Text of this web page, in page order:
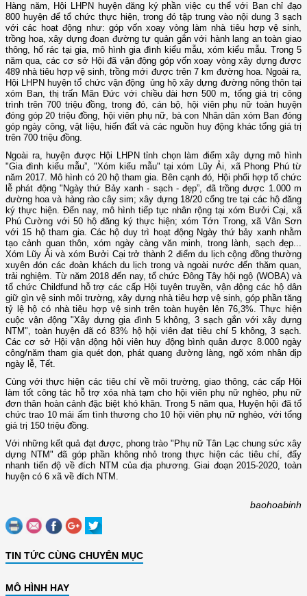
Hàng năm, Hội LHPN huyện đăng ký phần việc cụ thể với Ban chỉ đạo
800 huyện để tổ chức thực hiện, trong đó tập trung vào nội dung 3 sạch
với các hoạt động như: góp vốn xoay vòng làm nhà tiêu hợp vệ sinh,
trồng hoa, xây dựng đoạn đường tự quản gắn với hành lang an toàn giao
thông, hố rác tại gia, mô hình gia đình kiểu mẫu, xóm kiểu mẫu. Trong 5
năm qua, các cơ sở Hội đã vận động góp vốn xoay vòng xây dựng được
489 nhà tiêu hợp vệ sinh, trồng mới được trên 7 km đường hoa. Ngoài ra,
Hội LHPN huyện tổ chức vận động ủng hộ xây dựng đường nông thôn tại
xóm Ban, thị trấn Mãn Đức với chiều dài hơn 500 m, tổng giá trị công
trình trên 700 triệu đồng, trong đó, cán bộ, hội viên phụ nữ toàn huyện
đóng góp 20 triệu đồng, hội viên phụ nữ, bà con Nhân dân xóm Ban đóng
góp ngày công, vật liệu, hiến đất và các nguồn huy động khác tổng giá trị
trên 700 triệu đồng.
Ngoài ra, huyện được Hội LHPN tỉnh chọn làm điểm xây dựng mô hình
"Gia đình kiểu mẫu”, "Xóm kiểu mẫu" tại xóm Lũy Ải, xã Phong Phú từ
năm 2017. Mô hình có 20 hộ tham gia. Bên cạnh đó, Hội phối hợp tổ chức
lễ phát động "Ngày thứ Bảy xanh - sạch - đẹp”, đã trồng được 1.000 m
đường hoa và hàng rào cây sim; xây dựng 18/20 cổng tre tại các hộ đăng
ký thực hiện. Đến nay, mô hình tiếp tục nhân rộng tại xóm Bưởi Cại, xã
Phú Cường với 50 hộ đăng ký thực hiện; xóm Tớn Trong, xã Vân Sơn
với 15 hộ tham gia. Các hộ duy trì hoạt động Ngày thứ bảy xanh nhằm
tạo cảnh quan thôn, xóm ngày càng văn minh, trong lành, sạch đẹp...
Xóm Lũy Ải và xóm Bưởi Cại trở thành 2 điểm du lịch cộng đồng thường
xuyên đón các đoàn khách du lịch trong và ngoài nước đến thăm quan,
trải nghiệm. Từ năm 2018 đến nay, tổ chức Đông Tây hội ngộ (WOBA) và
tổ chức Childfund hỗ trợ các cấp Hội tuyên truyền, vận động các hộ dân
giữ gìn vệ sinh môi trường, xây dựng nhà tiêu hợp vệ sinh, góp phần tăng
tỷ lệ hộ có nhà tiêu hợp vệ sinh trên toàn huyện lên 76,3%. Thực hiện
cuộc vận động "Xây dựng gia đình 5 không, 3 sạch gắn với xây dựng
NTM", toàn huyện đã có 83% hộ hội viên đạt tiêu chí 5 không, 3 sạch.
Các cơ sở Hội vận động hội viên huy động bình quân được 8.000 ngày
công/năm tham gia quét dọn, phát quang đường làng, ngõ xóm nhân dịp
ngày lễ, Tết.
Cùng với thực hiện các tiêu chí về môi trường, giao thông, các cấp Hội
làm tốt công tác hỗ trợ xóa nhà tạm cho hội viên phụ nữ nghèo, phụ nữ
đơn thân hoàn cảnh đặc biệt khó khăn. Trong 5 năm qua, Huyện hội đã tổ
chức trao 10 mái ấm tình thương cho 10 hội viên phụ nữ nghèo, với tổng
giá trị 150 triệu đồng.
Với những kết quả đạt được, phong trào "Phụ nữ Tân Lạc chung sức xây
dựng NTM" đã góp phần không nhỏ trong thực hiện các tiêu chí, đẩy
nhanh tiến độ về đích NTM của địa phương. Giai đoạn 2015-2020, toàn
huyện có 6 xã về đích NTM.
baohoabinh
TIN TỨC CÙNG CHUYÊN MỤC
MÔ HÌNH HAY